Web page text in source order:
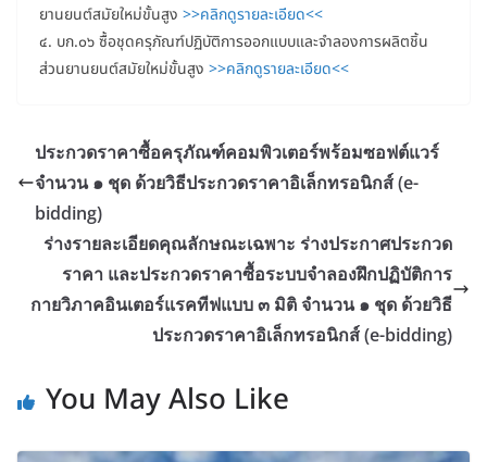
ยานยนต์สมัยใหม่ขั้นสูง >>คลิกดูรายละเอียด<<
๔. บก.๐๖ ซื้อชุดครุภัณฑ์ปฏิบัติการออกแบบและจำลองการผลิตชิ้น
ส่วนยานยนต์สมัยใหม่ขั้นสูง >>คลิกดูรายละเอียด<<
ประกวดราคาซื้อครุภัณฑ์คอมพิวเตอร์พร้อมซอฟต์แวร์
จำนวน ๑ ชุด ด้วยวิธีประกวดราคาอิเล็กทรอนิกส์ (e-
bidding)
ร่างรายละเอียดคุณลักษณะเฉพาะ ร่างประกาศประกวด
ราคา และประกวดราคาซื้อระบบจำลองฝึกปฏิบัติการ
กายวิภาคอินเตอร์แรคทีฟแบบ ๓ มิติ จำนวน ๑ ชุด ด้วยวิธี
ประกวดราคาอิเล็กทรอนิกส์ (e-bidding)
You May Also Like